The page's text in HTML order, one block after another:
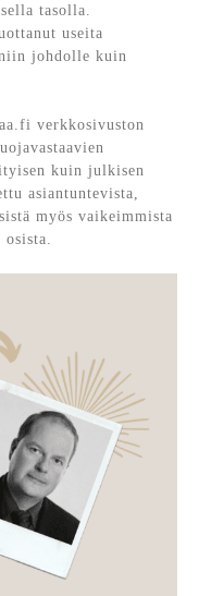
tasolla.
useita
johdolle kuin
verkkosivuston
kuin julkisen
asiantuntevista,
myös vaikeimmista